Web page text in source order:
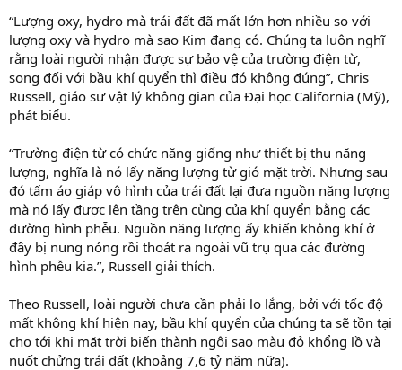
“Lượng oxy, hydro mà trái đất đã mất lớn hơn nhiều so với
lượng oxy và hydro mà sao Kim đang có. Chúng ta luôn nghĩ
rằng loài người nhận được sự bảo vệ của trường điện từ,
song đối với bầu khí quyển thì điều đó không đúng”, Chris
Russell, giáo sư vật lý không gian của Đại học California (Mỹ),
phát biểu.
“Trường điện từ có chức năng giống như thiết bị thu năng
lượng, nghĩa là nó lấy năng lượng từ gió mặt trời. Nhưng sau
đó tấm áo giáp vô hình của trái đất lại đưa nguồn năng lượng
mà nó lấy được lên tầng trên cùng của khí quyển bằng các
đường hình phễu. Nguồn năng lượng ấy khiến không khí ở
đây bị nung nóng rồi thoát ra ngoài vũ trụ qua các đường
hình phễu kia.”, Russell giải thích.
Theo Russell, loài người chưa cần phải lo lắng, bởi với tốc độ
mất không khí hiện nay, bầu khí quyển của chúng ta sẽ tồn tại
cho tới khi mặt trời biến thành ngôi sao màu đỏ khổng lồ và
nuốt chửng trái đất (khoảng 7,6 tỷ năm nữa).